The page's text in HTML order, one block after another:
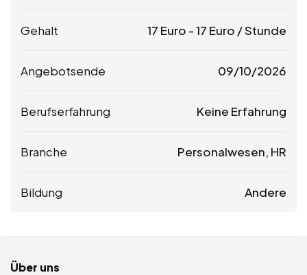
Gehalt 17 Euro -17 Euro / Stunde
Angebotsende 09/10/2026
Berufserfahrung Keine Erfahrung
Branche Personalwesen, HR
Bildung Andere
Über uns